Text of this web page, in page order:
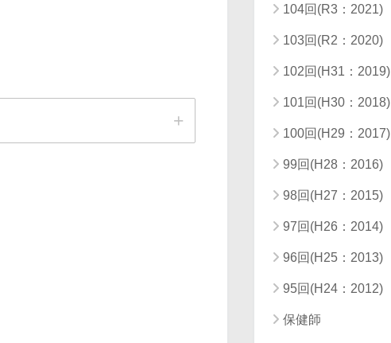
104回(R3：2021)
103回(R2：2020)
102回(H31：2019)
101回(H30：2018)
100回(H29：2017)
99回(H28：2016)
98回(H27：2015)
97回(H26：2014)
96回(H25：2013)
95回(H24：2012)
保健師